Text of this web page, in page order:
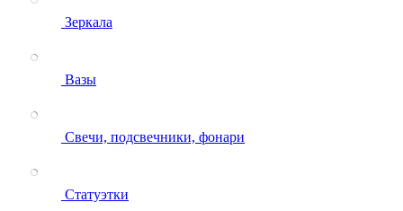
Зеркала
Вазы
Свечи, подсвечники, фонари
Статуэтки